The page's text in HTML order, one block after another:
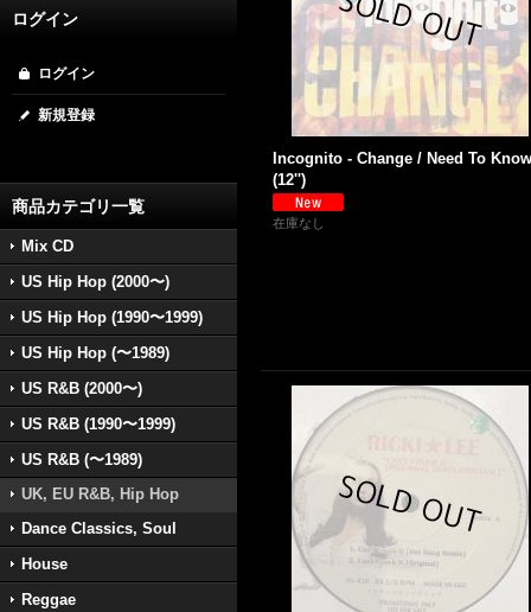
ログイン
ログイン
新規登録
商品カテゴリ一覧
Mix CD
US Hip Hop (2000〜)
US Hip Hop (1990〜1999)
US Hip Hop (〜1989)
US R&B (2000〜)
US R&B (1990〜1999)
US R&B (〜1989)
UK, EU R&B, Hip Hop
Dance Classics, Soul
House
Reggae
Incognito - Change / Need To Know
(12'')
在庫なし